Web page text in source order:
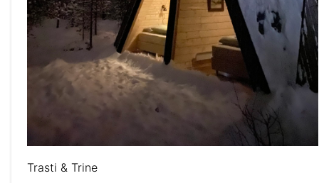
Trasti & Trine